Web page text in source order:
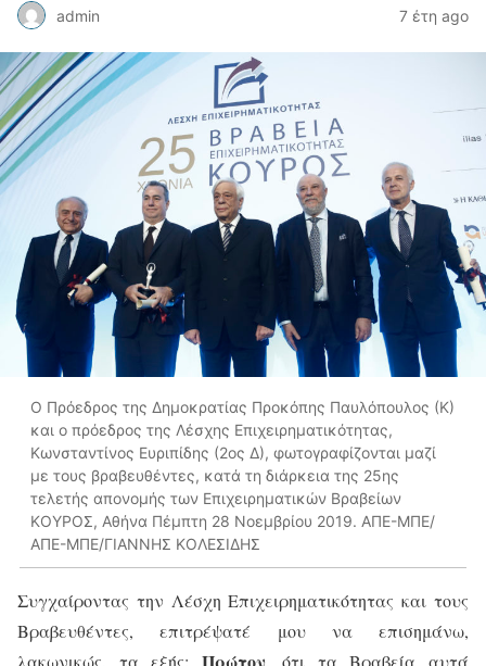
admin 7 έτη ago
Ο Πρόεδρος της Δημοκρατίας Προκόπης Παυλόπουλος (Κ)
και ο πρόεδρος της Λέσχης Επιχειρηματικότητας,
Κωνσταντίνος Ευριπίδης (2ος Δ), φωτογραφίζονται μαζί
με τους βραβευθέντες, κατά τη διάρκεια της 25ης
τελετής απονομής των Επιχειρηματικών Βραβείων
ΚΟΥΡΟΣ, Αθήνα Πέμπτη 28 Νοεμβρίου 2019. ΑΠΕ-ΜΠΕ/
ΑΠΕ-ΜΠΕ/ΓΙΑΝΝΗΣ ΚΟΛΕΣΙΔΗΣ
Συγχαίροντας την Λέσχη Επιχειρηματικότητας και τους
Βραβευθέντες, επιτρέψατέ μου να επισημάνω,
λακωνικώς, τα εξής: Πρώτον, ότι τα Βραβεία αυτά